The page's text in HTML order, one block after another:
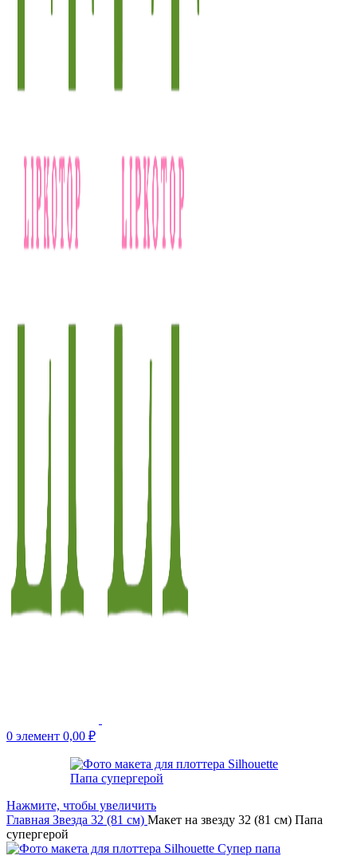
0 элемент 0,00 ₽
Нажмите, чтобы увеличить
Главная Звезда 32 (81 см) Макет на звезду 32 (81 см) Папа
супергерой